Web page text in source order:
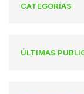
CATEGORÍAS
ÚLTIMAS